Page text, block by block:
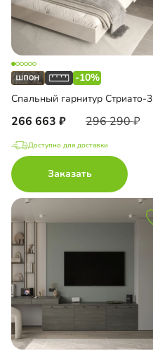
-10%
Спальный гарнитур Стриато-3
266 663 296 290
Доступно для доставки
Заказать